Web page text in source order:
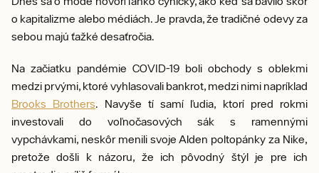
o kapitalizme alebo médiách. Je pravda, že tradičné odevy za
sebou majú ťažké desaťročia.
Na začiatku pandémie COVID-19 boli obchody s oblekmi
medzi prvými, ktoré vyhlasovali bankrot, medzi nimi napríklad
Brooks Brothers. Navyše tí samí ľudia, ktorí pred rokmi
investovali do voľnočasových sák s ramennými
vypchávkami, neskôr menili svoje Alden poltopánky za Nike,
pretože došli k názoru, že ich pôvodný štýl je pre ich